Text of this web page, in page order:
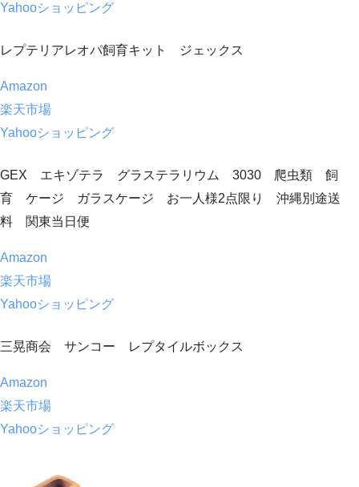
Yahooショッピング
レプテリアレオパ飼育キット ジェックス
Amazon
楽天市場
Yahooショッピング
GEX エキゾテラ グラステラリウム 3030 爬虫類 飼
育 ケージ ガラスケージ お一人様2点限り 沖縄別途送
料 関東当日便
Amazon
楽天市場
Yahooショッピング
三晃商会 サンコー レプタイルボックス
Amazon
楽天市場
Yahooショッピング